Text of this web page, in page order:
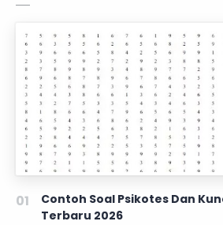
Contoh Soal Psikotes Dan
Terbaru 2026